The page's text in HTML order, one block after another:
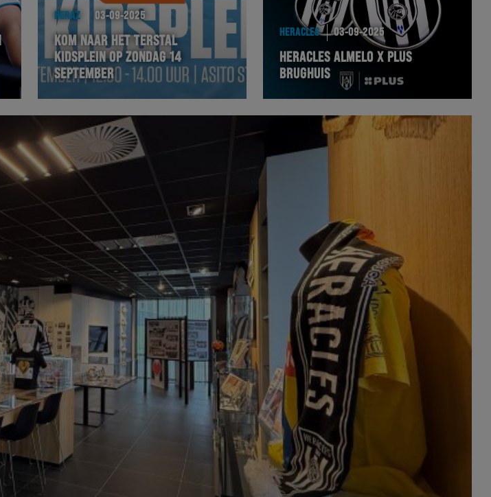
HERAZ 03-09-2025
KOM NAAR HET TERSTAL
KIDSPLEIN OP ZONDAG 14
SEPTEMBER
HERACLES 03-09-2025
HERACLES ALMELO X PLUS
BRUGHUIS